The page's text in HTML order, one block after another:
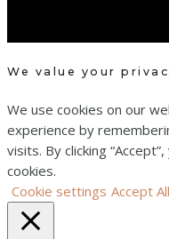
We value your
We use cookies on our
experience by
visits. By clicking
cookies.
Cookie settings Accept All